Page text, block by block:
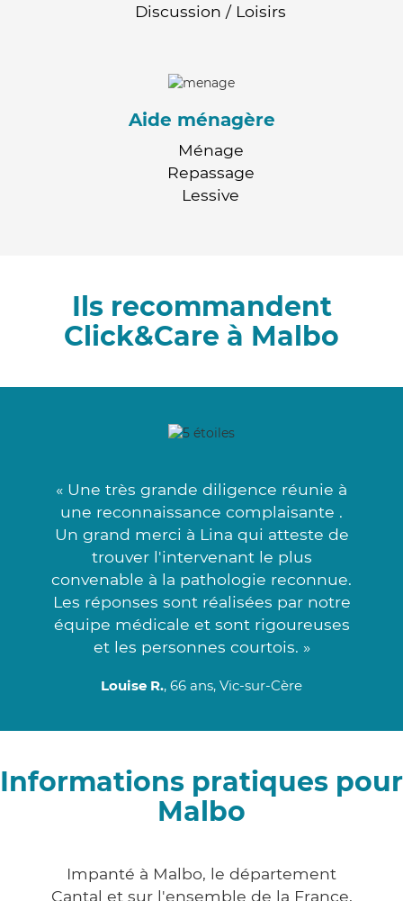
Discussion / Loisirs
Aide ménagère
Ménage
Repassage
Lessive
Ils recommandent
Click&Care à Malbo
« Une très grande diligence réunie à
une reconnaissance complaisante .
Un grand merci à Lina qui atteste de
trouver l'intervenant le plus
convenable à la pathologie reconnue.
Les réponses sont réalisées par notre
équipe médicale et sont rigoureuses
et les personnes courtois. »
Louise R., 66 ans, Vic-sur-Cère
Informations pratiques pour
Malbo
Impanté à Malbo, le département
Cantal et sur l'ensemble de la France,